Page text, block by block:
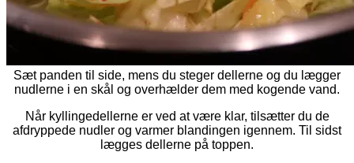
Sæt panden til side, mens du steger dellerne og du lægger
nudlerne i en skål og overhælder dem med kogende vand.
Når kyllingedellerne er ved at være klar, tilsætter du de
afdryppede nudler og varmer blandingen igennem. Til sidst
lægges dellerne på toppen.